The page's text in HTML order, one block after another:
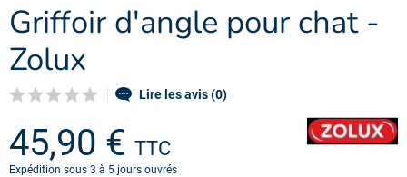
Griffoir d'angle pour chat -
Zolux
Lire les avis (0)
45,90 € TTC
Expédition sous 3 à 5 jours ouvrés